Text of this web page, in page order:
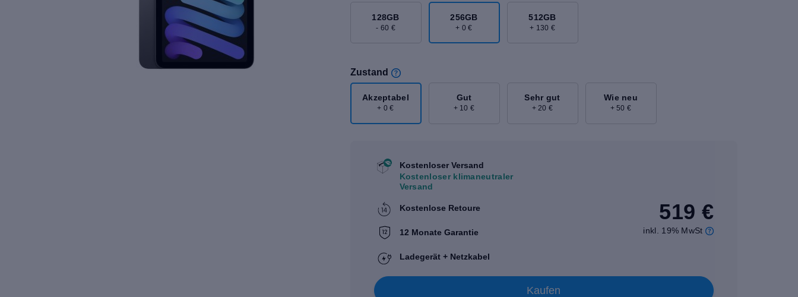
128GB
- 60 €
256GB
+ 0 €
512GB
+ 130 €
Zustand
Akzeptabel
+ 0 €
Gut
+ 10 €
Sehr gut
+ 20 €
Wie neu
+ 50 €
Kostenloser Versand
Kostenloser klimaneutraler
Versand
Kostenlose Retoure
12 Monate Garantie
Ladegerät + Netzkabel
519 €
inkl. 19% MwSt
Kaufen